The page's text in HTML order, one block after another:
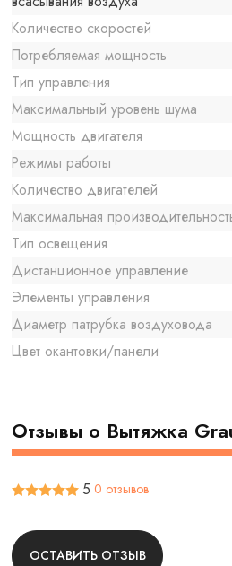
Количество скоростей
Потребляемая мощность
Тип управления
Максимальный уровень шума
Мощность двигателя
Режимы работы
Количество двигателей
Максимальная
Тип освещения
Дистанционное управление
Элементы управления
Диаметр патрубка воздуховода
Цвет окантовки/панели
Отзывы о Вытяжка
5 0 отзывов
ОСТАВИТЬ ОТЗЫВ